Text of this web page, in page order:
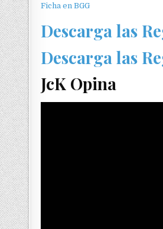
Ficha en BGG
Descarga las
Descarga las
JcK Opina